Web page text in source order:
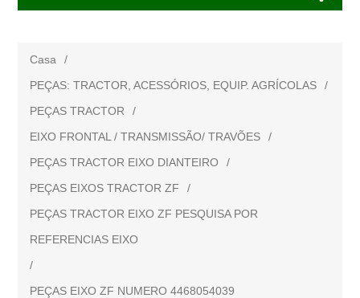
Casa
/
PEÇAS: TRACTOR, ACESSÓRIOS, EQUIP. AGRÍCOLAS
/
PEÇAS TRACTOR
/
EIXO FRONTAL / TRANSMISSÃO/ TRAVÕES
/
PEÇAS TRACTOR EIXO DIANTEIRO
/
PEÇAS EIXOS TRACTOR ZF
/
PEÇAS TRACTOR EIXO ZF PESQUISA POR
REFERENCIAS EIXO
/
PEÇAS EIXO ZF NUMERO 4468054039